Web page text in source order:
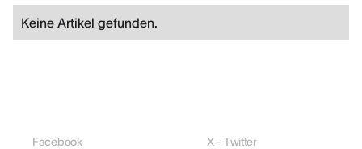
Keine Artikel gefunden.
Facebook X - Twitter